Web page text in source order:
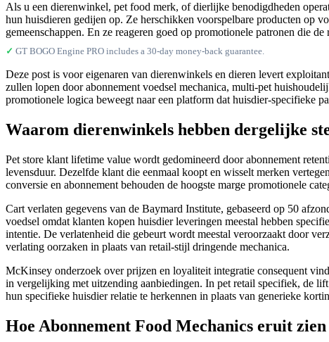
Als u een dierenwinkel, pet food merk, of dierlijke benodigdheden
hun huisdieren gedijen op. Ze herschikken voorspelbare producten op
gemeenschappen. En ze reageren goed op promotionele patronen die
✓ GT BOGO Engine PRO includes a 30-day money-back guarantee.
Deze post is voor eigenaren van dierenwinkels en dieren levert
zullen lopen door abonnement voedsel mechanica, multi-pet
promotionele logica beweegt naar een platform dat huisdier-specifieke
Waarom dierenwinkels hebben dergelijke
Pet store klant lifetime value wordt gedomineerd door abonnement
levensduur. Dezelfde klant die eenmaal koopt en wisselt merken
conversie en abonnement behouden de hoogste marge promotionele
Cart verlaten gegevens van de Baymard Institute, gebaseerd op 50
voedsel omdat klanten kopen huisdier leveringen meestal hebben
intentie. De verlatenheid die gebeurt wordt meestal veroorzaakt door
verlating oorzaken in plaats van retail-stijl dringende mechanica.
McKinsey onderzoek over prijzen en loyaliteit integratie consequent
in vergelijking met uitzending aanbiedingen. In pet retail specifiek, de
hun specifieke huisdier relatie te herkennen in plaats van generieke
Hoe Abonnement Food Mechanics eruit